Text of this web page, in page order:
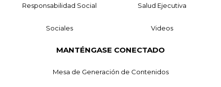
Responsabilidad Social Salud Ejecutiva
Sociales Videos
MANTÉNGASE CONECTADO
Mesa de Generación de Contenidos